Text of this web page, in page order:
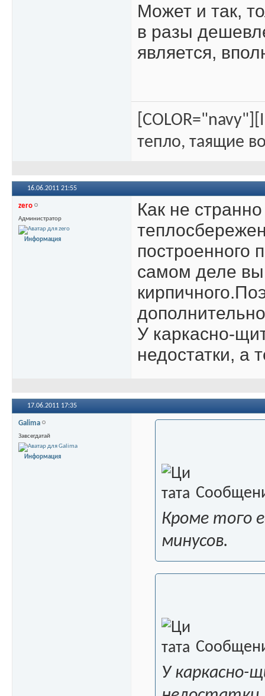
Может и так,
в разы
является,
тепло, таящие
16.06.2011 21:55
zero
Администратор
Информация
Как не
построенного
самом деле
У каркасно-
недостатки, а
17.06.2011 17:35
Galima
Завсегдатай
Информация
Кроме того
минусов.
У каркасно-